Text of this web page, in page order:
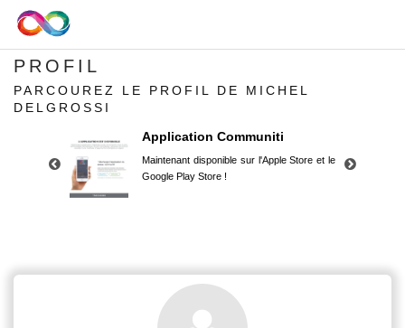
PROFIL
PARCOUREZ LE PROFIL DE MICHEL
DELGROSSI
Application Communiti
Maintenant disponible sur l'Apple Store et le
Google Play Store !
Google Play Store !